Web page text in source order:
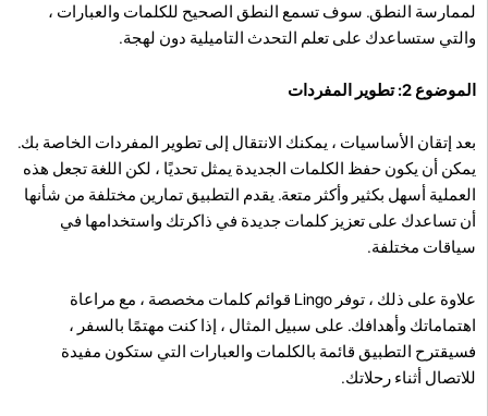
لممارسة النطق. سوف تسمع النطق الصحيح للكلمات والعبارات ،
والتي ستساعدك على تعلم التحدث التاميلية دون لهجة.
الموضوع 2: تطوير المفردات
بعد إتقان الأساسيات ، يمكنك الانتقال إلى تطوير المفردات الخاصة بك.
يمكن أن يكون حفظ الكلمات الجديدة يمثل تحديًا ، لكن اللغة تجعل هذه
العملية أسهل بكثير وأكثر متعة. يقدم التطبيق تمارين مختلفة من شأنها
أن تساعدك على تعزيز كلمات جديدة في ذاكرتك واستخدامها في
سياقات مختلفة.
علاوة على ذلك ، توفر Lingo قوائم كلمات مخصصة ، مع مراعاة
اهتماماتك وأهدافك. على سبيل المثال ، إذا كنت مهتمًا بالسفر ،
فسيقترح التطبيق قائمة بالكلمات والعبارات التي ستكون مفيدة
للاتصال أثناء رحلاتك.